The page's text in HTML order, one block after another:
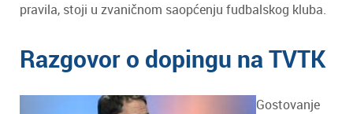
pravila, stoji u zvaničnom saopćenju fudbalskog kluba.
Razgovor o dopingu na TVTK
Gostovanje